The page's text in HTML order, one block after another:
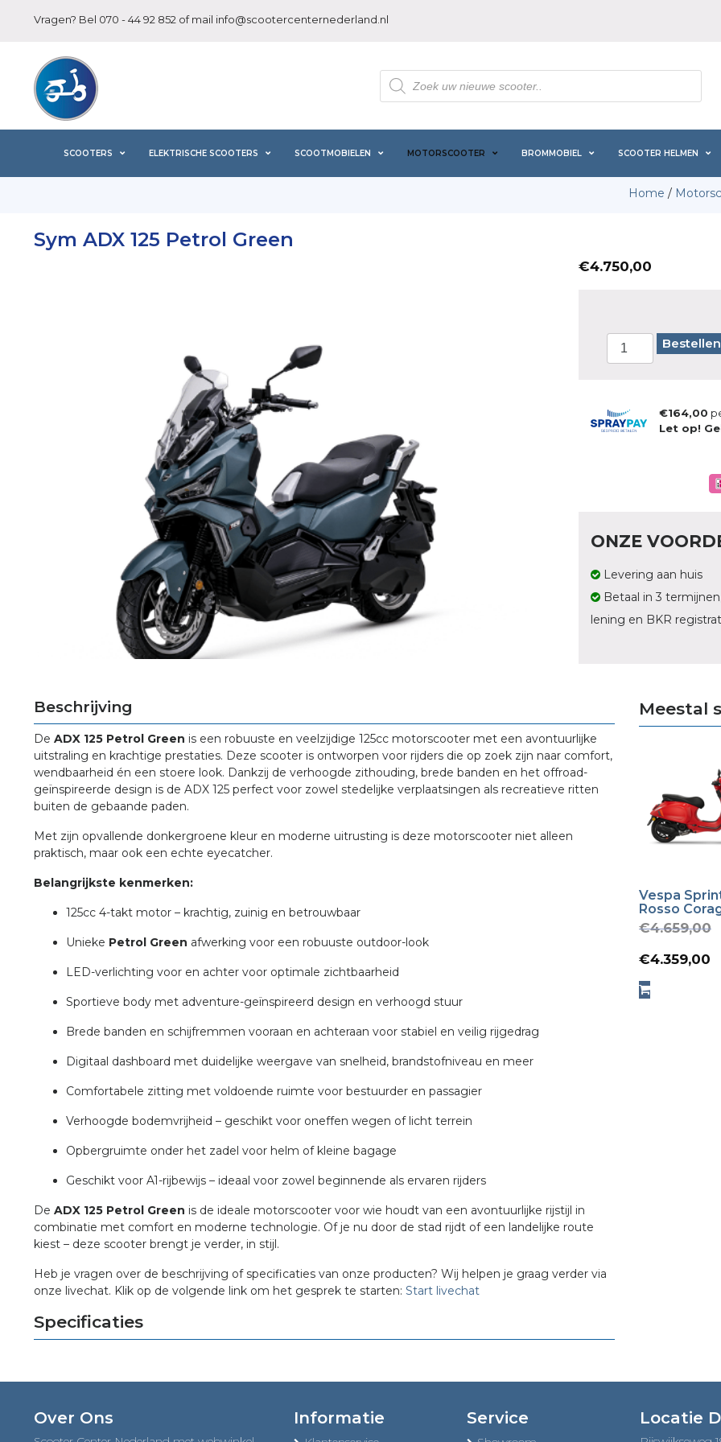
Vragen? Bel 070 - 44 92 852 of mail info@scootercenternederland.nl
Producten
zoeken
SCOOTERS ELEKTRISCHE SCOOTERS SCOOTMOBIELEN MOTORSCOOTER BROMMOBIEL SCOOTER HELMEN
Home /
Sym ADX 125 Petrol Green
€4.750,00
€164,00
Let op!
ONZE
Levering aan huis
Betaal in 3
lening en BKR
Beschrijving
De ADX 125 Petrol Green is een robuuste en veelzijdige 125cc motorscooter met een avontuurlijke
uitstraling en krachtige prestaties. Deze scooter is ontworpen voor rijders die op zoek zijn naar comfort,
wendbaarheid én een stoere look. Dankzij de verhoogde zithouding, brede banden en het offroad-
geïnspireerde design is de ADX 125 perfect voor zowel stedelijke verplaatsingen als recreatieve ritten
buiten de gebaande paden.
Met zijn opvallende donkergroene kleur en moderne uitrusting is deze motorscooter niet alleen
praktisch, maar ook een echte eyecatcher.
Belangrijkste kenmerken:
125cc 4-takt motor – krachtig, zuinig en betrouwbaar
Unieke Petrol Green afwerking voor een robuuste outdoor-look
LED-verlichting voor en achter voor optimale zichtbaarheid
Sportieve body met adventure-geïnspireerd design en verhoogd stuur
Brede banden en schijfremmen vooraan en achteraan voor stabiel en veilig rijgedrag
Digitaal dashboard met duidelijke weergave van snelheid, brandstofniveau en meer
Comfortabele zitting met voldoende ruimte voor bestuurder en passagier
Verhoogde bodemvrijheid – geschikt voor oneffen wegen of licht terrein
Opbergruimte onder het zadel voor helm of kleine bagage
Geschikt voor A1-rijbewijs – ideaal voor zowel beginnende als ervaren rijders
De ADX 125 Petrol Green is de ideale motorscooter voor wie houdt van een avontuurlijke rijstijl in
combinatie met comfort en moderne technologie. Of je nu door de stad rijdt of een landelijke route
kiest – deze scooter brengt je verder, in stijl.
Heb je vragen over de beschrijving of specificaties van onze producten? Wij helpen je graag verder via
onze livechat. Klik op de volgende link om het gesprek te starten: Start livechat
Specificaties
Meestal
Vespa
Rosso
€4.659,00
€4.359,00
Over Ons Informatie Service Locatie